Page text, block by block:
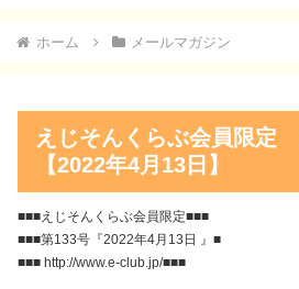
ホーム メールマガジン
えじそんくらぶ会員限
【2022年4月13日】
■■■えじそんくらぶ会員限定■■■
■■■第133号『2022年4月13日 』■
■■■ http://www.e-club.jp/■■■